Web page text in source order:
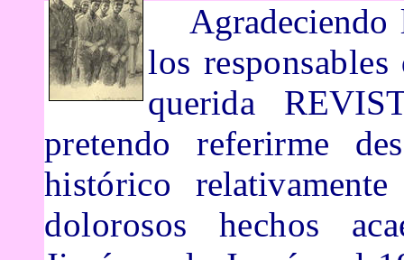
los
querida
pretendo referirme
histórico
dolorosos hechos